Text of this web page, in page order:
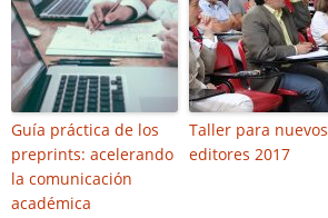
Guía práctica de los
preprints: acelerando
la comunicación
académica
Taller para nuevos
editores 2017